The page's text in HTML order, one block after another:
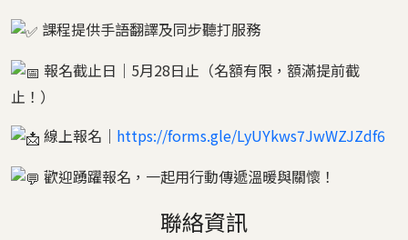
課程提供手語翻譯及同步聽打服務
報名截止日｜5月28日止（名額有限，額滿提前截
止！）
線上報名｜ https://forms.gle/LyUYkws7JwWZJZdf6
歡迎踴躍報名，一起用行動傳遞溫暖與關懷！
聯絡資訊